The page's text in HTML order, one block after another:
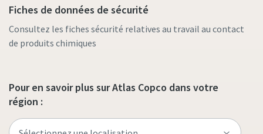
Fiches de données de sécurité
Consultez les fiches sécurité relatives au travail au contact
de produits chimiques
Pour en savoir plus sur Atlas Copco dans votre
région :